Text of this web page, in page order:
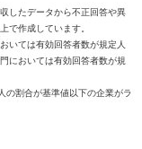
したデータから不正回答や異
で作成しています。
いては有効回答者数が規定人
においては有効回答者数が規
割合が基準値以下の企業がラ